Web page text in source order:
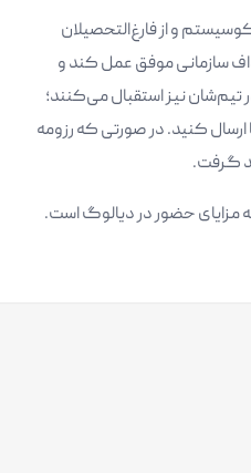
و از فارغ‌التحصیلان
سازمانی موفق عمل کند و
نیز استقبال می‌کنند؛
کنید. در صورتی که رزومه
گرفت.
مزایای حضور در دیالوگ است.